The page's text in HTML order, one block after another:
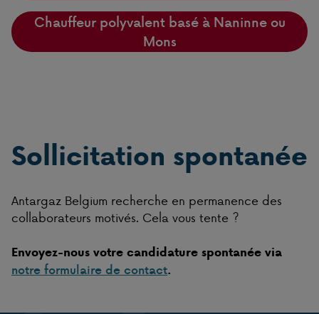
Chauffeur polyvalent basé à Naninne ou
Mons
Sollicitation spontanée
Antargaz Belgium recherche en permanence des
collaborateurs motivés. Cela vous tente ?
Envoyez-nous votre candidature spontanée via
notre formulaire de contact.